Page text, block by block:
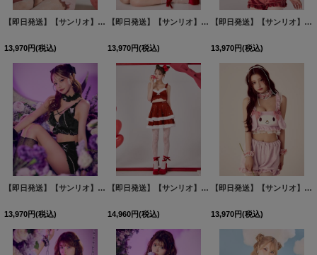
【即日発送】【サンリオ】マイメロディセットアップルームウェア【S-L/1カラー】[HC02]吉木千沙都（ちぃぽぽ）着用
13,970円(税込)
【即日発送】【サンリオ】ハローキティランジェリーセットアップルームウェア【S-L/1カラー】[HC02]
13,970円(税込)
【即日発送】【サンリオ】ハローキティキルティングセットアップルームウェア【S-L/1カラー】[HC02]
13,970円(税込)
【即日発送】【サンリオ】クロミランジェリーセットアップルームウェア【S-L/1カラー】[HC02]
13,970円(税込)
【即日発送】【サンリオ】ハローキティ3wayセットアップルームウェア【4点セット】【S-L/1カラー】[HC02]
14,960円(税込)
【即日発送】【サンリオ】マイメロディセットアップルームウェア【S-L/1カラー】[HC02]
13,970円(税込)